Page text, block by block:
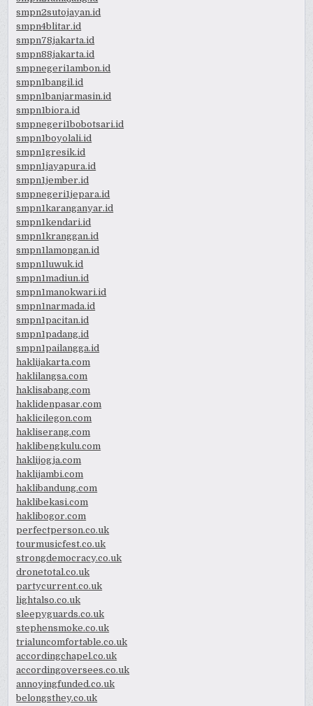
smpn2sutojayan.id
smpn4blitar.id
smpn78jakarta.id
smpn88jakarta.id
smpnegeri1ambon.id
smpn1bangil.id
smpn1banjarmasin.id
smpn1biora.id
smpnegeri1bobotsari.id
smpn1boyolali.id
smpn1gresik.id
smpn1jayapura.id
smpn1jember.id
smpnegeri1jepara.id
smpn1karanganyar.id
smpn1kendari.id
smpn1kranggan.id
smpn1lamongan.id
smpn1luwuk.id
smpn1madiun.id
smpn1manokwari.id
smpn1narmada.id
smpn1pacitan.id
smpn1padang.id
smpn1pailangga.id
haklijakarta.com
haklilangsa.com
haklisabang.com
haklidenpasar.com
haklicilegon.com
hakliserang.com
haklibengkulu.com
haklijogja.com
haklijambi.com
haklibandung.com
haklibekasi.com
haklibogor.com
perfectperson.co.uk
tourmusicfest.co.uk
strongdemocracy.co.uk
dronetotal.co.uk
partycurrent.co.uk
lightalso.co.uk
sleepyguards.co.uk
stephensmoke.co.uk
trialuncomfortable.co.uk
accordingchapel.co.uk
accordingoversees.co.uk
annoyingfunded.co.uk
belongsthey.co.uk